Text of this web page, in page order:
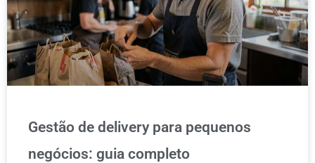
Gestão de delivery para pequenos
negócios: guia completo